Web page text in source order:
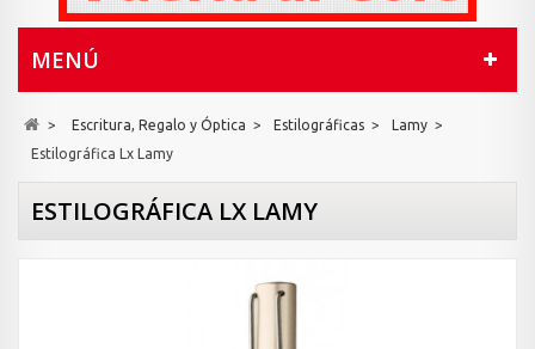
MENÚ
> Escritura, Regalo y Óptica > Estilográficas > Lamy >
Estilográfica Lx Lamy
ESTILOGRÁFICA LX LAMY